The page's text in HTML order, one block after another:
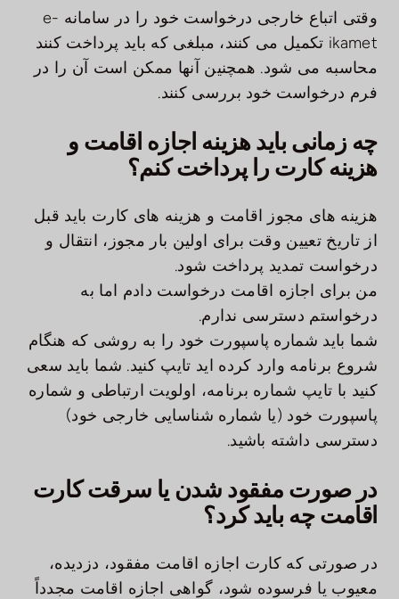
وقتی اتباع خارجی درخواست خود را در سامانه e-
ikamet تکمیل می کنند، مبلغی که باید پرداخت کنند
محاسبه می شود. همچنین آنها ممکن است آن را در
فرم درخواست خود بررسی کنند.
چه زمانی باید هزینه اجازه اقامت و
هزینه کارت را پرداخت کنم؟
هزینه های مجوز اقامت و هزینه های کارت باید قبل
از تاریخ تعیین وقت برای اولین بار مجوز، انتقال و
درخواست تمدید پرداخت شود.
من برای اجازه اقامت درخواست دادم اما به
درخواستم دسترسی ندارم.
شما باید شماره پاسپورت خود را به روشی که هنگام
شروع برنامه وارد کرده اید تایپ کنید. شما باید سعی
کنید با تایپ شماره برنامه، اولویت ارتباطی و شماره
پاسپورت خود (یا شماره شناسایی خارجی خود)
دسترسی داشته باشید.
در صورت مفقود شدن یا سرقت کارت
اقامت چه باید کرد؟
در صورتی که کارت اجازه اقامت مفقود، دزدیده،
معیوب یا فرسوده شود، گواهی اجازه اقامت مجدداً